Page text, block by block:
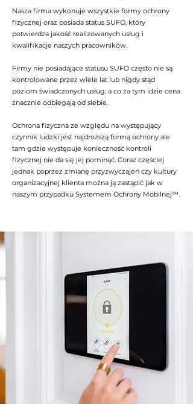
Nasza firma wykonuje wszystkie formy ochrony
fizycznej oraz posiada status SUFO, który
potwierdza jakość realizowanych usług i
kwalifikacje naszych pracowników.
Firmy nie posiadające statusu SUFO często nie są
kontrolowane przez wiele lat lub nigdy stąd
poziom świadczonych usług, a co za tym idzie cena
znacznie odbiegają od siebie.
Ochrona fizyczna ze względu na występujący
czynnik ludzki jest najdroższą formą ochrony ale
tam gdzie występuje konieczność kontroli
fizycznej nie da się jej pominąć. Coraz częściej
jednak poprzez zmianę przyzwyczajeń czy kultury
organizacyjnej klienta można ją zastąpić jak w
naszym przypadku Systemem Ochrony Mobilnej™.